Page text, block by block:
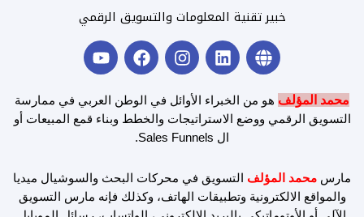
خبير تقنية المعلومات والتسويق الرقمي
G
l
b
e
L
i
k
e
d
i
I
n
t
a
g
m
F
a
e
b
o
Y
o
t
u
محمد المؤلف هو من الخبراء الأوائل في الوطن العربي في ممارسة
التسويق الرقمي ووضع الاستراتيجات والخطط وبناء قمع المبيعات أو
ال Sales Funnels.
مارس محمد المؤلف التسويق في محركات البحث والسوشيال ميديا
والمواقع الالكترونية وتطبيقات الهاتف، وكذلك فإنه مارس التسويق